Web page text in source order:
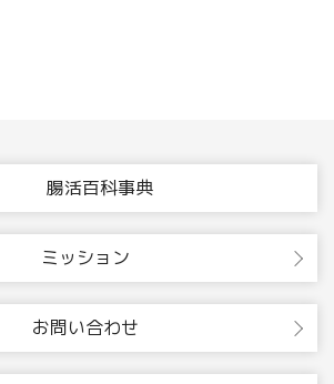
腸活百科事典
ミッション
お問い合わせ